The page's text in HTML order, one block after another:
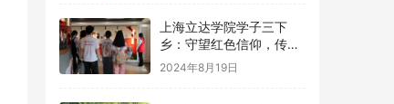
上海立达学院学子三下
乡：守望红色信仰，传承
革命记忆
2024年8月19日